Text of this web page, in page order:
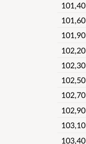
101,40
101,60
101,90
102,20
102,30
102,50
102,70
102,90
103,10
103,40